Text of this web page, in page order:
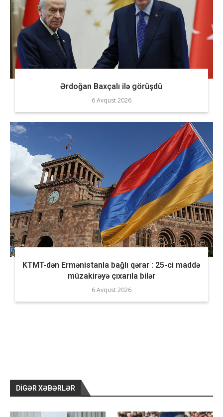
Ərdoğan Baxçalı ilə görüşdü
6 Avqust 2026
KTMT-dən Ermənistanla bağlı qərar : 25-ci maddə
müzakirəyə çıxarıla bilər
6 Avqust 2026
DIGƏR XƏBƏRLƏR